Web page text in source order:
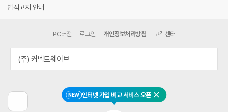
NEW 인터넷 가입 비교 서비스 오픈 닫기
법적고지 안내
PC버전 로그인 개인정보처리방침 고객센터
(주) 커넥트웨이브